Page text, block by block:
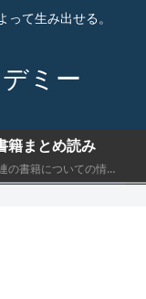
て生み出せる。
ミー
籍まとめ読み
教育関連の書籍についての情報です。 子育てにおいて最低限知っておくべきことを書きます。